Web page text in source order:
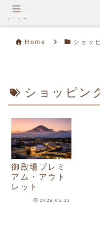
Home ショッ
ショッピン
御殿場プレミ
アム・アウト
レット
2026.05.21
メニュー